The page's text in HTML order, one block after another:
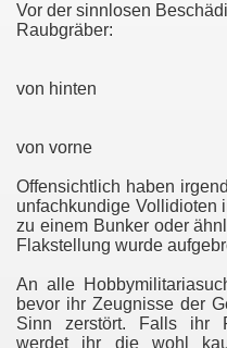
Vor der sinnlosen
Raubgräber:
von hinten
von vorne
Offensichtlich haben
unfachkundige Vollidioten
zu einem Bunker oder
Flakstellung wurde
An alle
bevor ihr Zeugnisse der
Sinn zerstört. Falls ihr
werdet ihr die wohl